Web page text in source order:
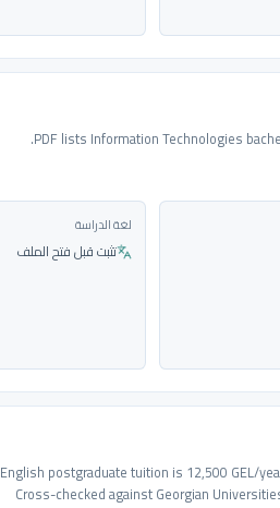
PDF lists Information Technologies
لغة الدراسة
تثبت قبل فتح الملف
English postgraduate tuition is 12,500 GEL/
Cross-checked against Georgian